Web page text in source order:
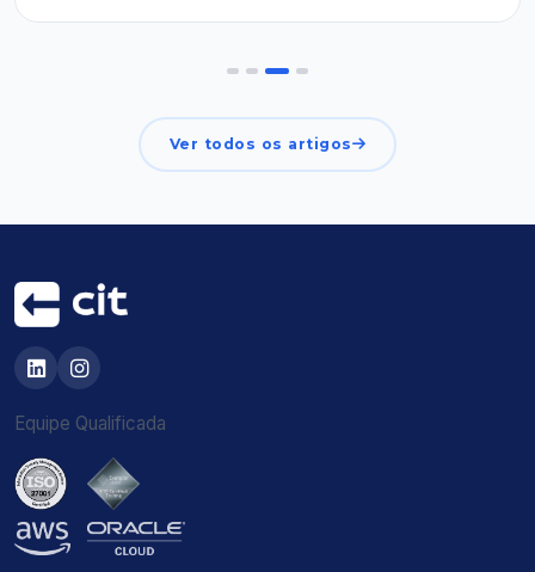
Ver todos os artigos
Equipe Qualificada